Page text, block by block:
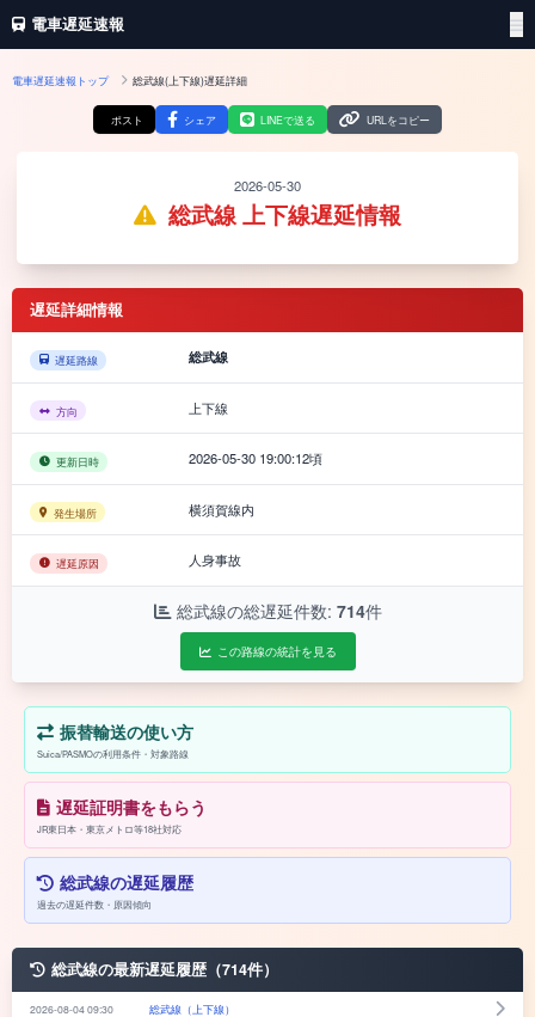
電車遅延速報
電車遅延速報トップ 総武線(上下線)遅延詳細
ポスト シェア LINEで送る URLをコピー
2026-05-30
総武線 上下線遅延情報
遅延詳細情報
遅延路線 総武線
方向 上下線
更新日時 2026-05-30 19:00:12頃
発生場所 横須賀線内
遅延原因 人身事故
総武線の総遅延件数: 714件
この路線の統計を見る
振替輸送の使い方
Suica/PASMOの利用条件・対象路線
遅延証明書をもらう
JR東日本・東京メトロ等18社対応
総武線の遅延履歴
過去の遅延件数・原因傾向
総武線の最新遅延履歴（714件）
2026-08-04 09:30 総武線（上下線）